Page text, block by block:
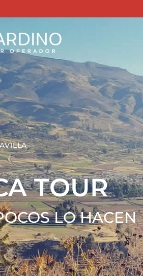
TOUR
LO HACEN